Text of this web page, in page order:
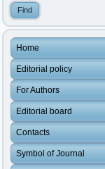
Home
Editorial policy
For Authors
Editorial board
Contacts
Symbol of Journal